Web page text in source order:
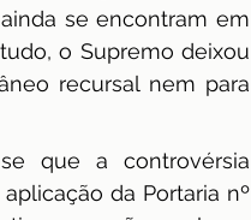
se encontram em
o Supremo deixou
recursal nem para
que a controvérsia
da Portaria nº